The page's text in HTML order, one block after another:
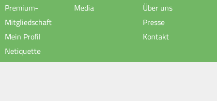
Premium-
Mitgliedschaft
Mein Profil
Netiquette
Media
Über uns
Presse
Kontakt
Rechtliche Hinweise